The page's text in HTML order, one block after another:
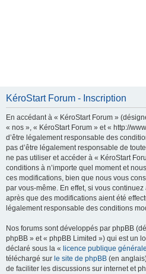
KéroStart Forum - Inscription
En accédant à « KéroStart Forum »
« nos », « KéroStart Forum » et « http://
d’être légalement responsable des
pas d’être légalement responsable de
ne pas utiliser et accéder à « KéroStart
conditions à n’importe quel moment et
ces modifications, bien que nous vous
par vous-même. En effet, si vous
après que des modifications aient été
légalement responsable des conditions
Nos forums sont développés par phpBB
phpBB » et « phpBB Limited ») qui est un
déclaré sous la « licence publique
téléchargé sur le site de phpBB (en
de faciliter les discussions sur internet et